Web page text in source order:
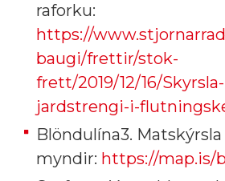
raforku:
https://
baugi/frettir/stok-
frett/2019/12/16/
jardstrengi-i-
Blöndulína3.
myndir: https://map.is/